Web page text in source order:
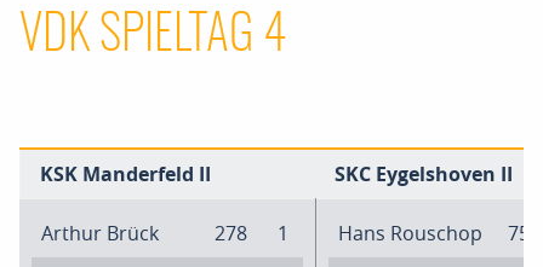
VDK SPIELTAG 4
KSK Manderfeld II SKC Eygelshoven II
Arthur Brück 278
1
Hans Rouschop
753